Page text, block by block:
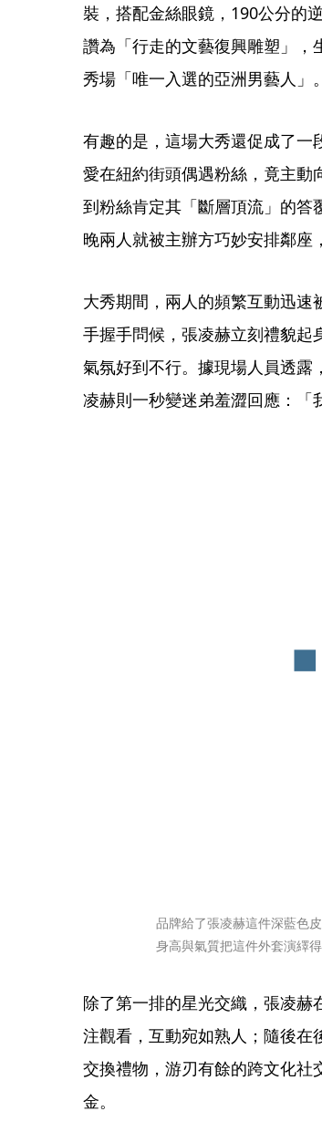
裝，搭配金絲眼鏡，190公分的
讚為「行走的文藝復興雕塑」，
秀場「唯一入選的亞洲男藝人」。
有趣的是，這場大秀還促成了一
愛在紐約街頭偶遇粉絲，竟主動
到粉絲肯定其「斷層頂流」的答
晚兩人就被主辦方巧妙安排鄰座
大秀期間，兩人的頻繁互動迅
手握手問候，張凌赫立刻禮貌起
氣氛好到不行。據現場人員透露
凌赫則一秒變迷弟羞澀回應：「
品牌給了張凌赫這件深藍色
身高與氣質把這件外套演繹
除了第一排的星光交織，張凌
注觀看，互動宛如熟人；隨後
交換禮物，游刃有餘的跨文化社
金。